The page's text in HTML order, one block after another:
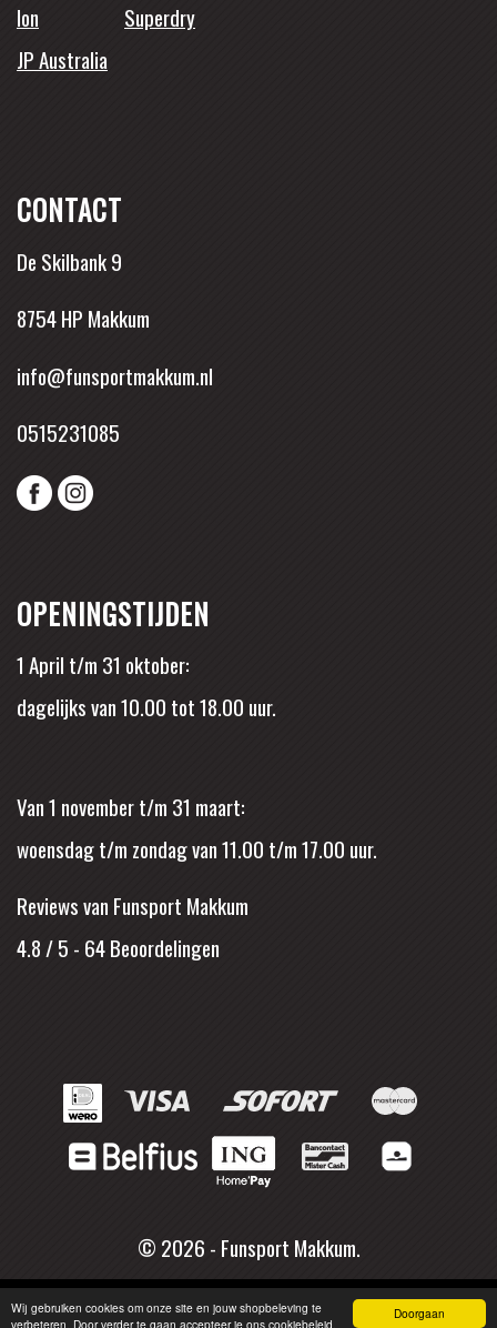
Doorgaan
Wij gebruiken cookies om onze site en jouw shopbeleving te
verbeteren. Door verder te gaan accepteer je ons cookiebeleid.
Ion
Superdry
JP Australia
CONTACT
De Skilbank 9
8754 HP Makkum
info@funsportmakkum.nl
0515231085
OPENINGSTIJDEN
1 April t/m 31 oktober:
dagelijks van 10.00 tot 18.00 uur.
Van 1 november t/m 31 maart:
woensdag t/m zondag van 11.00 t/m 17.00 uur.
Reviews van Funsport Makkum
4.8 / 5 - 64Beoordelingen
© 2026 - Funsport Makkum.